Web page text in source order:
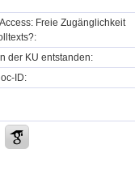
Freie Zugänglichkeit
der KU entstanden:
ID: